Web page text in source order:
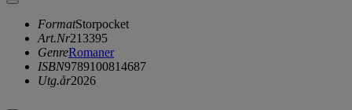
FormatStorpocket
Art.Nr213395
GenreRomaner
ISBN9789100814687
Utg.år2026